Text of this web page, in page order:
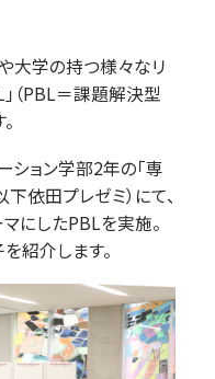
大学の持つ様々なリ
（PBL＝課題解決型
ション学部2年の「専
依田プレゼミ）にて、
マにしたPBLを実施。
紹介します。